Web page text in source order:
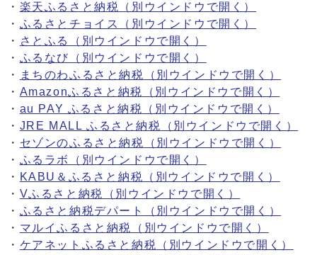
・ 楽天ふるさと納税 （別ウインドウで開く）
・ ふるさとチョイス
（別ウインドウで開く）
・ さとふる
（別ウインドウで開く）
・ ふるなび （別ウインドウで開く）
・
まちのわふるさと納税 （別ウインドウで開く）
・ Amazonふるさと納税
（別ウインドウで開く）
・ au PAY ふるさと納税 （別ウインドウで開く）
・ JRE MALL ふるさと納税 （別ウインドウで開く）
・ セゾンのふるさと納税 （別ウインドウで開く）
・ ふるラボ
（別ウインドウで開く）
・ KABU＆ふるさと納税 （別ウインドウで開く）
・ Vふるさと納税
（別ウインドウで開く）
・ ふるさと納税デパート
（別ウインドウで開く）
・ マルイふるさと納税
（別ウインドウで開く）
・ ケアネットふるさと納税 （別ウインドウで開く）